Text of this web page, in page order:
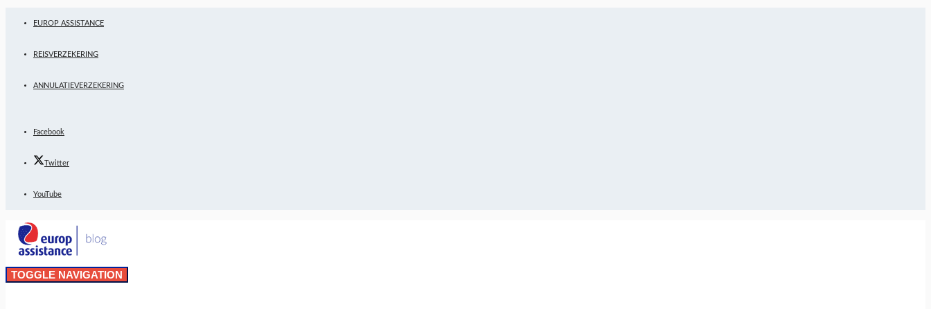
EUROP ASSISTANCE
REISVERZEKERING
ANNULATIEVERZEKERING
Facebook
Twitter
YouTube
TOGGLE NAVIGATION